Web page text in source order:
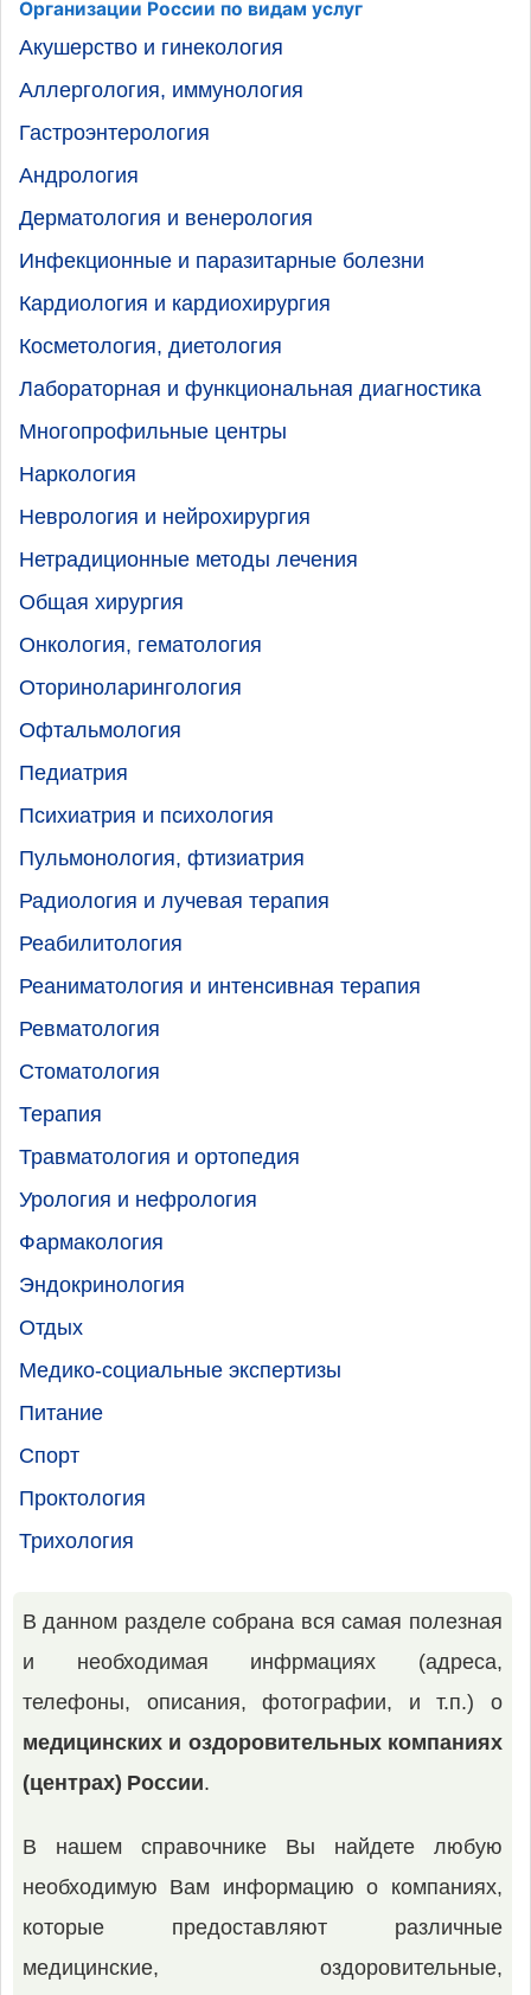
Организации России по видам услуг
Акушерство и гинекология
Аллергология, иммунология
Гастроэнтерология
Андрология
Дерматология и венерология
Инфекционные и паразитарные болезни
Кардиология и кардиохирургия
Косметология, диетология
Лабораторная и функциональная диагностика
Многопрофильные центры
Наркология
Неврология и нейрохирургия
Нетрадиционные методы лечения
Общая хирургия
Онкология, гематология
Оториноларингология
Офтальмология
Педиатрия
Психиатрия и психология
Пульмонология, фтизиатрия
Радиология и лучевая терапия
Реабилитология
Реаниматология и интенсивная терапия
Ревматология
Стоматология
Терапия
Травматология и ортопедия
Урология и нефрология
Фармакология
Эндокринология
Отдых
Медико-социальные экспертизы
Питание
Спорт
Проктология
Трихология
В данном разделе собрана вся самая полезная
и необходимая инфрмациях (адреса,
телефоны, описания, фотографии, и т.п.) о
медицинских и оздоровительных компаниях
(центрах) России.
В нашем справочнике Вы найдете любую
необходимую Вам информацию о компаниях,
которые предоставляют различные
медицинские, оздоровительные,